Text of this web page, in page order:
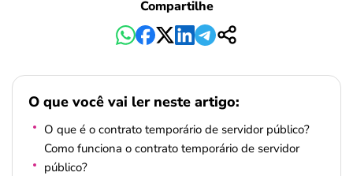
Compartilhe
O que você vai ler neste artigo:
O que é o contrato temporário de servidor público?
Como funciona o contrato temporário de servidor
público?